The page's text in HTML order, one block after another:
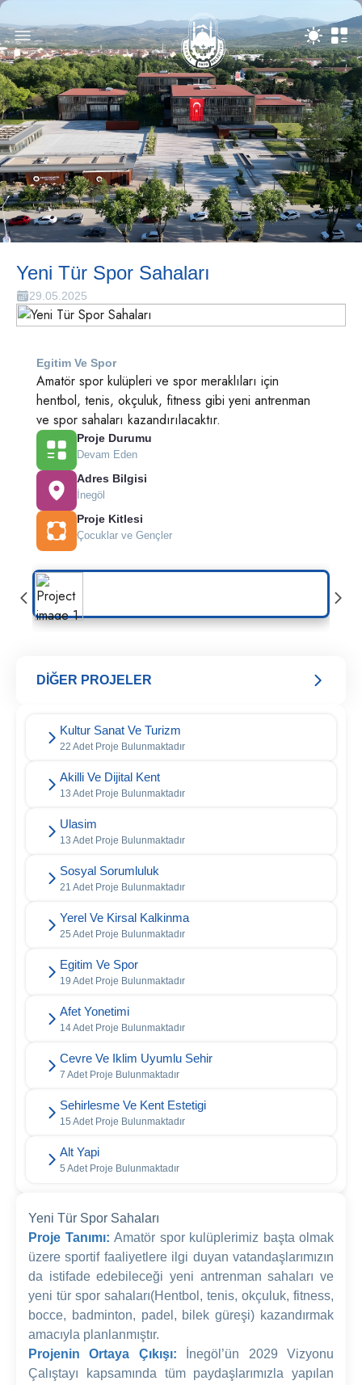
Yeni Tür Spor Sahaları
29.05.2025
Egitim Ve Spor
Amatör spor kulüpleri ve spor meraklıları için
hentbol, tenis, okçuluk, fitness gibi yeni antrenman
ve spor sahaları kazandırılacaktır.
Proje Durumu
Devam Eden
Adres Bilgisi
İnegöl
Proje Kitlesi
Çocuklar ve Gençler
DİĞER PROJELER
Kultur Sanat Ve Turizm
22 Adet Proje Bulunmaktadır
Akilli Ve Dijital Kent
13 Adet Proje Bulunmaktadır
Ulasim
13 Adet Proje Bulunmaktadır
Sosyal Sorumluluk
21 Adet Proje Bulunmaktadır
Yerel Ve Kirsal Kalkinma
25 Adet Proje Bulunmaktadır
Egitim Ve Spor
19 Adet Proje Bulunmaktadır
Afet Yonetimi
14 Adet Proje Bulunmaktadır
Cevre Ve Iklim Uyumlu Sehir
7 Adet Proje Bulunmaktadır
Sehirlesme Ve Kent Estetigi
15 Adet Proje Bulunmaktadır
Alt Yapi
5 Adet Proje Bulunmaktadır
Yeni Tür Spor Sahaları
Proje Tanımı: Amatör spor kulüplerimiz başta olmak
üzere sportif faaliyetlere ilgi duyan vatandaşlarımızın
da istifade edebileceği yeni antrenman sahaları ve
yeni tür spor sahaları(Hentbol, tenis, okçuluk, fitness,
bocce, badminton, padel, bilek güreşi) kazandırmak
amacıyla planlanmıştır.
Projenin Ortaya Çıkışı:
İnegöl’ün 2029 Vizyonu
Çalıştayı kapsamında tüm paydaşlarımızla yapılan